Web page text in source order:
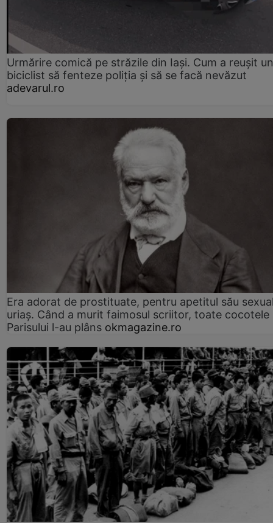
Urmărire comică pe străzile din Iași. Cum a reușit un
biciclist să fenteze poliția și să se facă nevăzut
adevarul.ro
Era adorat de prostituate, pentru apetitul său
uriaș. Când a murit faimosul scriitor, toate cocotele
Parisului l-au plâns okmagazine.ro